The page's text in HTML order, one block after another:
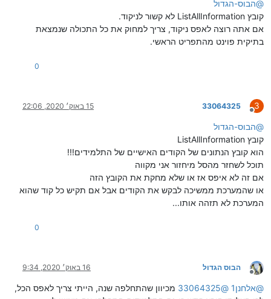
@הבוס-הגדול
קובץ ListAllInformation לא קשור לניקוד.
אם אתה רוצה לאפס ניקוד, צריך למחוק את כל התכולה שנמצאת
בתיקית פוינט מהתפריט הראשי.
0
3
מנותק
33064325 15 באוק׳ 2020, 22:06
@הבוס-הגדול
קובץ ListAllInformation
הוא קובץ הנתונים של הקודים האישיים של התלמידים!!!
תוכל לשחזר מהסל מיחזור אני מקווה
אם זה לא איפס אז או שלא מחקת את הקובץ הזה
או שהמערכת ממשיכה לבקש את הקודים אבל אם תקיש כל קוד שהוא
המערכת לא תזהה אותו...
0
מנותק
הבוס הגדול 16 באוק׳ 2020, 9:34
@אלחנן1 @
33064325 מכיוון שהתחלפה שנה, הייתי צריך לאפס הכל,